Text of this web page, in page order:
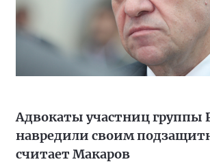
Адвокаты участниц группы
навредили своим
считает Макаров